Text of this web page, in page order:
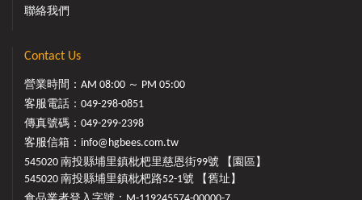
聯絡我們
Contact Us
營業時間：AM 08:00 ～ PM 05:00
客服電話： 049-298-0851
傳真號碼：049-299-2398
客服信箱： info@hgbees.com.tw
545020 南投縣埔里鎮枇杷里慈恩街99號 【園區】
545020 南投縣埔里鎮枇杷路52-1號 【舊址】